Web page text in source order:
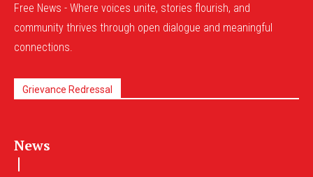
Free News - Where voices unite, stories flourish, and
community thrives through open dialogue and meaningful
connections.
Grievance Redressal
News